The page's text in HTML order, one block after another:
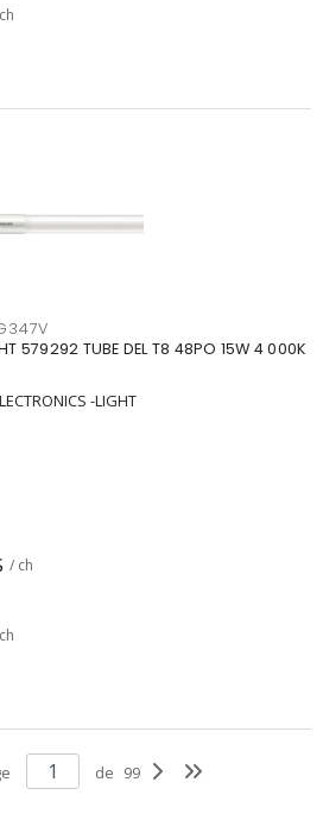
ch
579292 TUBE DEL T8 48PO 15W 4 000K
-LIGHT
/ ch
ch
de 99